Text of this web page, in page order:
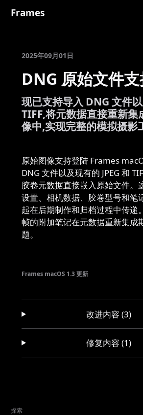
Frames
2025年09月01日
DNG 原始文件
现已支持导入 DNG 文件以
TIFF,将元数据直接重新集
像中,实现完整的模拟摄影
原始图像支持登陆 Frames
DNG 文件以及现有的 JPEG 和
胶卷元数据直接嵌入原始文件。
设置、相机数据、胶卷型号和笔
起在后期制作和归档过程中传递
帧的附加笔记在元数据重新集成
题。
Frames macOS 1.3 更新
改进内容 (3)
修复内容 (1)
探索